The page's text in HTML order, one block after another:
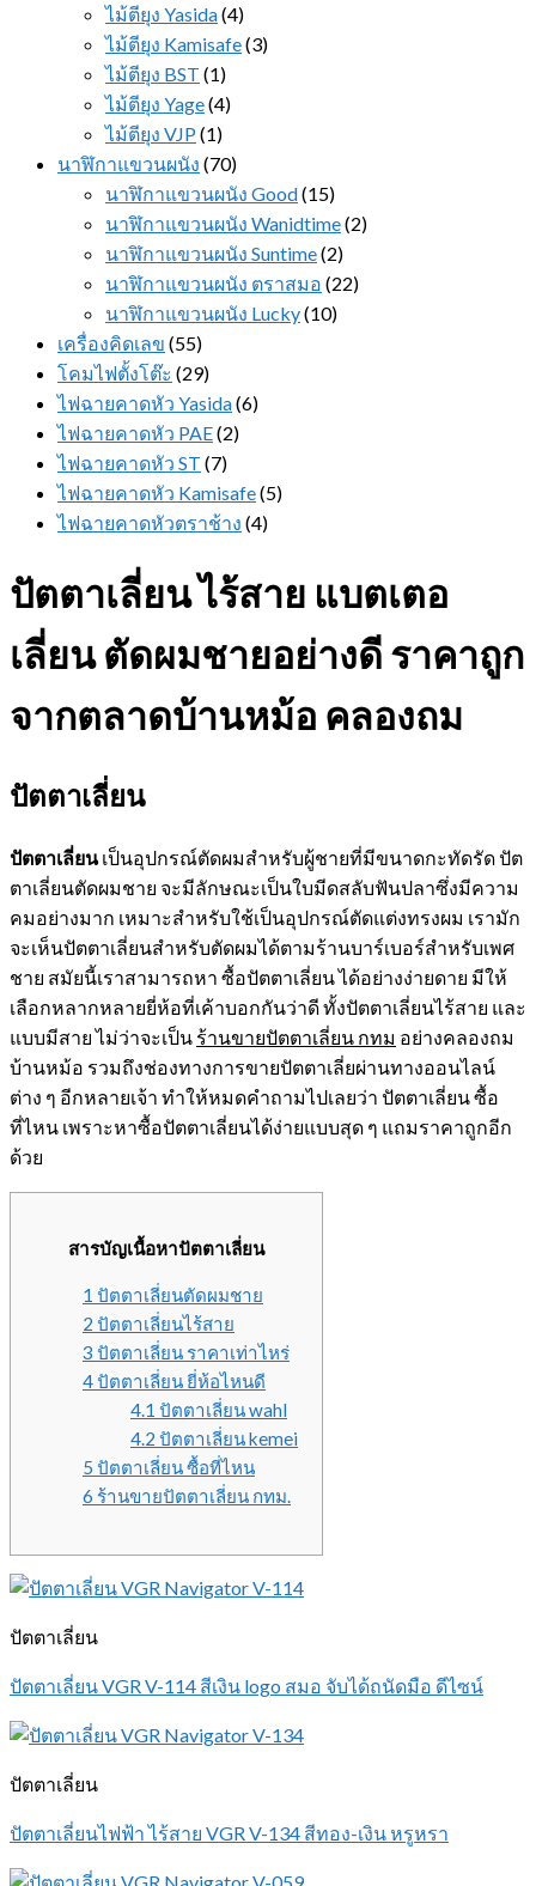
ไม้ตียุง Yasida(4)
ไม้ตียุง Kamisafe(3)
ไม้ตียุง BST (1)
ไม้ตียุง Yage(4)
ไม้ตียุง VJP (1)
นาฬิกาแขวนผนัง (70)
นาฬิกาแขวนผนัง Good(15)
นาฬิกาแขวนผนัง Wanidtime(2)
นาฬิกาแขวนผนัง Suntime(2)
นาฬิกาแขวนผนัง ตราสมอ (22)
นาฬิกาแขวนผนัง Lucky(10)
เครื่องคิดเลข (55)
โคมไฟตั้งโต๊ะ (29)
ไฟฉายคาดหัว Yasida(6)
ไฟฉายคาดหัว PAE(2)
ไฟฉายคาดหัว ST (7)
ไฟฉายคาดหัว Kamisafe(5)
ไฟฉายคาดหัวตราช้าง (4)
ปัตตาเลี่ยน ไร้สาย แบตเตอ
เลี่ยน ตัดผมชายอย่างดี ราคาถูก
จากตลาดบ้านหม้อ คลองถม
ปัตตาเลี่ยน
ปัตตาเลี่ยนเป็นอุปกรณ์ตัดผมสำหรับผู้ชายที่มีขนาดกะทัดรัด ปัต
ตาเลี่ยนตัดผมชาย จะมีลักษณะเป็นใบมีดสลับฟันปลาซึ่งมีความ
คมอย่างมาก เหมาะสำหรับใช้เป็นอุปกรณ์ตัดแต่งทรงผม เรามัก
จะเห็นปัตตาเลี่ยนสำหรับตัดผมได้ตามร้านบาร์เบอร์สำหรับเพศ
ชาย สมัยนี้เราสามารถหา ซื้อปัตตาเลี่ยน ได้อย่างง่ายดาย มีให้
เลือกหลากหลายยี่ห้อที่เค้าบอกกันว่าดี ทั้งปัตตาเลี่ยนไร้สาย และ
แบบมีสาย ไม่ว่าจะเป็น ร้านขายปัตตาเลี่ยน กทม อย่างคลองถม
บ้านหม้อ รวมถึงช่องทางการขายปัตตาเลี่ยผ่านทางออนไลน์
ต่าง ๆ อีกหลายเจ้า ทำให้หมดคำถามไปเลยว่า ปัตตาเลี่ยน ซื้อ
ที่ไหน เพราะหาซื้อปัตตาเลี่ยนได้ง่ายแบบสุด ๆ แถมราคาถูกอีก
ด้วย
สารบัญเนื้อหาปัตตาเลี่ยน
1 ปัตตาเลี่ยนตัดผมชาย
2 ปัตตาเลี่ยนไร้สาย
3 ปัตตาเลี่ยน ราคาเท่าไหร่
4 ปัตตาเลี่ยน ยี่ห้อไหนดี
4.1 ปัตตาเลี่ยน wahl
4.2 ปัตตาเลี่ยน kemei
5 ปัตตาเลี่ยน ซื้อที่ไหน
6 ร้านขายปัตตาเลี่ยน กทม.
ปัตตาเลี่ยน
ปัตตาเลี่ยน VGR V-114 สีเงิน logo สมอ จับได้ถนัดมือ ดีไซน์
ปัตตาเลี่ยน
ปัตตาเลี่ยนไฟฟ้า ไร้สาย VGR V-134 สีทอง-เงิน หรูหรา